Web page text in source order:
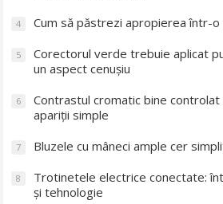
4 Cum să păstrezi apropierea într-
5
Corectorul verde trebuie aplicat
un aspect cenușiu
6
Contrastul cromatic bine controlat
apariții simple
7 Bluzele cu mâneci ample cer
8
Trotinetele electrice conectate:
și tehnologie